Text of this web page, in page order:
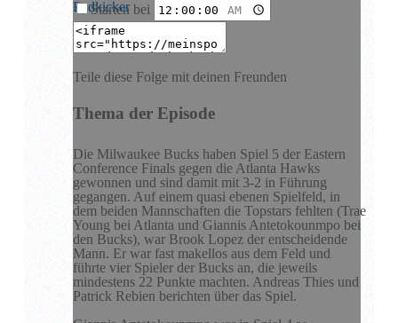
Podkicker
Playerfm
Starten bei
Teile diese Folge mit deinen Freunden
Thema der Episode
Die Milwaukee Bucks haben Spiel 5 der Eastern
Conference Finals gegen die Atlanta Hawks
gewonnen und sind damit mit 3-2 in Führung
gegangen. Auf einem quasi ebenen Spielfeld, in
dem beiden Mannschaften die Topstars fehlten (Trae
Young bei Atlanta und Giannis Antetokounmpo bei
den Bucks), war Brook Lopez der entscheidende
Mann. Er war fast makellos aus dem Feld und
führte vier Spieler der Bucks an, die jeweils
mindestens 22 Punkte machten. Andreas Thies und
Patrick Rebien berichten über das Spiel.